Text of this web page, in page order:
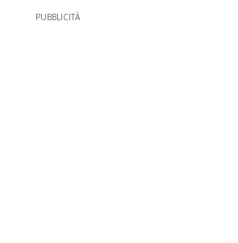
PUBBLICITÀ